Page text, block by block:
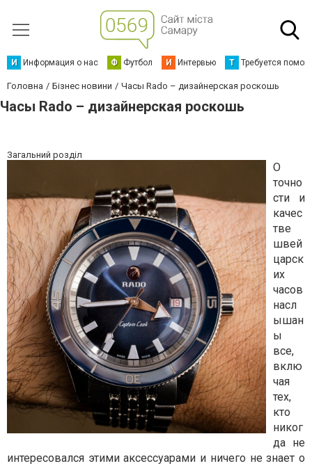
И Информация о нас Ф Футбол И Интервью Т Требуется
Головна Бізнес новини Часы Rado – дизайнерская роскошь
Часы Rado – дизайнерская роскошь
Загальний розділ
О
точно
сти и
качес
тве
швей
царск
их
часов
насл
ышан
ы
все,
вклю
чая
тех,
кто
никог
да не
интересовался этими аксессуарами и ничего не знает о